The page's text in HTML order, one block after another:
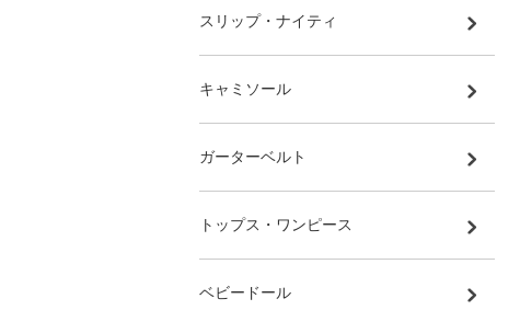
スリップ・ナイティ
キャミソール
ガーターベルト
トップス・ワンピース
ベビードール